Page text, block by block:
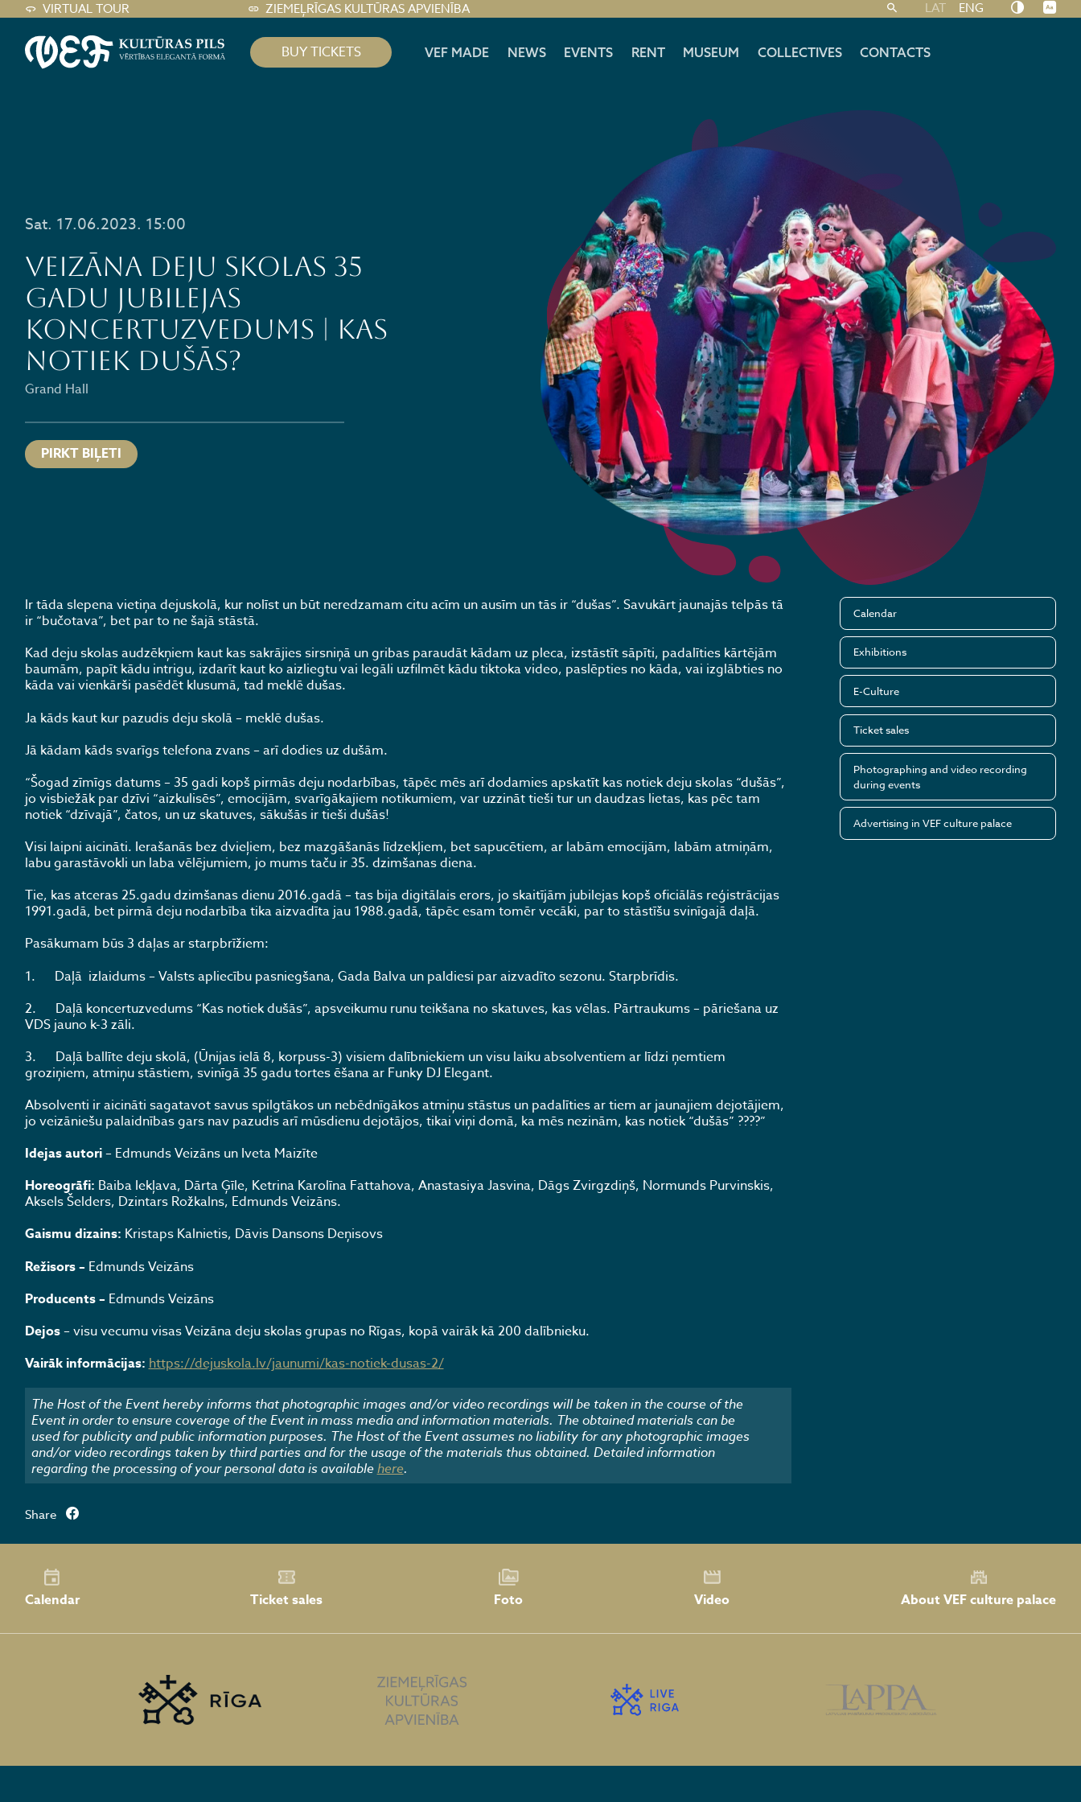
VIRTUAL TOUR ZIEMEĻRĪGAS KULTŪRAS APVIENĪBA LAT ENG
BUY TICKETS VEF MADE NEWS EVENTS RENT MUSEUM COLLECTIVES CONTACTS
Sat. 17.06.2023. 15:00
Veizāna deju skolas 35
gadu jubilejas
koncertuzvedums | Kas
Notiek Dušās?
Grand Hall
PIRKT BIĻETI
Ir tāda slepena vietiņa dejuskolā, kur nolīst un būt neredzamam citu acīm un ausīm un tās ir “dušas”. Savukārt jaunajās telpās tā
ir “bučotava”, bet par to ne šajā stāstā.
Kad deju skolas audzēkņiem kaut kas sakrājies sirsniņā un gribas paraudāt kādam uz pleca, izstāstīt sāpīti, padalīties kārtējām
baumām, papīt kādu intrigu, izdarīt kaut ko aizliegtu vai legāli uzfilmēt kādu tiktoka video, paslēpties no kāda, vai izglābties no
kāda vai vienkārši pasēdēt klusumā, tad meklē dušas.
Ja kāds kaut kur pazudis deju skolā – meklē dušas.
Jā kādam kāds svarīgs telefona zvans – arī dodies uz dušām.
“Šogad zīmīgs datums – 35 gadi kopš pirmās deju nodarbības, tāpēc mēs arī dodamies apskatīt kas notiek deju skolas “dušās”,
jo visbiežāk par dzīvi “aizkulisēs”, emocijām, svarīgākajiem notikumiem, var uzzināt tieši tur un daudzas lietas, kas pēc tam
notiek “dzīvajā”, čatos, un uz skatuves, sākušās ir tieši dušās!
Visi laipni aicināti. Ierašanās bez dvieļiem, bez mazgāšanās līdzekļiem, bet sapucētiem, ar labām emocijām, labām atmiņām,
labu garastāvokli un laba vēlējumiem, jo mums taču ir 35. dzimšanas diena.
Tie, kas atceras 25.gadu dzimšanas dienu 2016.gadā – tas bija digitālais erors, jo skaitījām jubilejas kopš oficiālās reģistrācijas
1991.gadā, bet pirmā deju nodarbība tika aizvadīta jau 1988.gadā, tāpēc esam tomēr vecāki, par to stāstīšu svinīgajā daļā.
Pasākumam būs 3 daļas ar starpbrīžiem:
1. Daļā izlaidums – Valsts apliecību pasniegšana, Gada Balva un paldiesi par aizvadīto sezonu. Starpbrīdis.
2. Daļā koncertuzvedums “Kas notiek dušās”, apsveikumu runu teikšana no skatuves, kas vēlas. Pārtraukums – pāriešana uz
VDS jauno k-3 zāli.
3. Daļā ballīte deju skolā, (Ūnijas ielā 8, korpuss-3) visiem dalībniekiem un visu laiku absolventiem ar līdzi ņemtiem
groziņiem, atmiņu stāstiem, svinīgā 35 gadu tortes ēšana ar Funky DJ Elegant.
Absolventi ir aicināti sagatavot savus spilgtākos un nebēdnīgākos atmiņu stāstus un padalīties ar tiem ar jaunajiem dejotājiem,
jo veizāniešu palaidnības gars nav pazudis arī mūsdienu dejotājos, tikai viņi domā, ka mēs nezinām, kas notiek “dušās” ????”
Idejas autori– Edmunds Veizāns un Iveta Maizīte
Horeogrāfi: Baiba Iekļava, Dārta Ģīle, Ketrina Karolīna Fattahova, Anastasiya Jasvina, Dāgs Zvirgzdiņš, Normunds Purvinskis,
Aksels Šelders, Dzintars Rožkalns, Edmunds Veizāns.
Gaismu dizains: Kristaps Kalnietis, Dāvis Dansons Deņisovs
Režisors– Edmunds Veizāns
Producents– Edmunds Veizāns
Dejos– visu vecumu visas Veizāna deju skolas grupas no Rīgas, kopā vairāk kā 200 dalībnieku.
Vairāk informācijas:https://dejuskola.lv/jaunumi/kas-notiek-dusas-2/
The Host of the Event hereby informs that photographic images and/or video recordings will be taken in the course of the
Event in order to ensure coverage of the Event in mass media and information materials. The obtained materials can be
used for publicity and public information purposes. The Host of the Event assumes no liability for any photographic images
and/or video recordings taken by third parties and for the usage of the materials thus obtained. Detailed information
regarding the processing of your personal data is availablehere.
Calendar
Exhibitions
E-Culture
Ticket sales
Photographing and video recording
during events
Advertising in VEF culture palace
Share
Calendar Ticket sales Foto Video About VEF culture palace